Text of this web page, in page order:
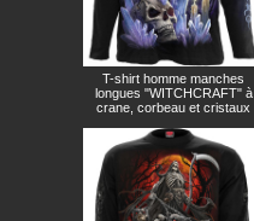
T-shirt homme manches
longues "WITCHCRAFT" à
crane, corbeau et cristaux